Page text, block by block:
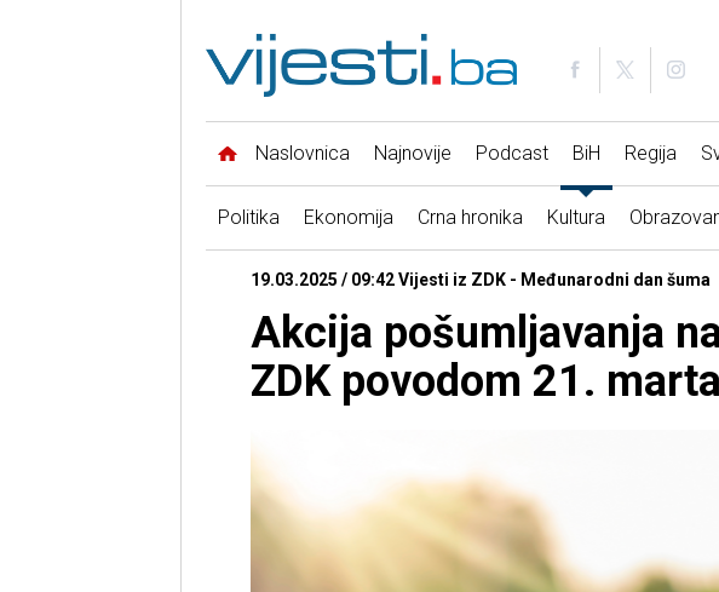
Naslovnica Najnovije Podcast BiH Regija
Politika Ekonomija Crna hronika Kultura
19.03.2025 / 09:42 Vijesti iz ZDK - Međunarodni dan šuma
Akcija pošumljavanja
ZDK povodom 21. marta